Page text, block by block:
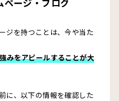
ページ・ブログ
ジを持つことは、今や当た
みをアピールすることが大
に、以下の情報を確認した